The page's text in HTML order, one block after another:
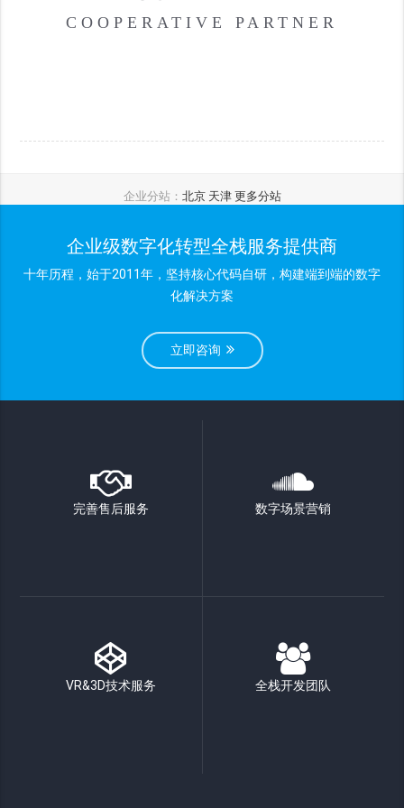
COOPERATIVE PARTNER
企业分站： 北京 天津 更多分站
企业级数字化转型全栈服务提供商
十年历程，始于2011年，坚持核心代码自研，构建端到端的数字
化解决方案
立即咨询
完善售后服务 数字场景营销
VR&3D技术服务 全栈开发团队